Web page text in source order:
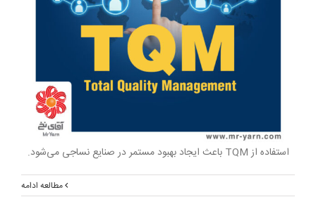
استفاده از TQM باعث ایجاد بهبود مستمر در صنایع نساجی می‌شود.
مطالعه ادامه